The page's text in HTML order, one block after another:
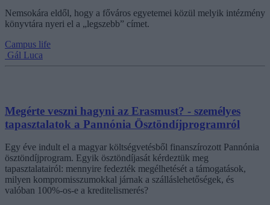
Nemsokára eldől, hogy a főváros egyetemei közül melyik intézmény
könyvtára nyeri el a „legszebb” címet.
Campus life
Gál Luca
Megérte veszni hagyni az Erasmust? - személyes
tapasztalatok a Pannónia Ösztöndíjprogramról
Egy éve indult el a magyar költségvetésből finanszírozott Pannónia
ösztöndíjprogram. Egyik ösztöndíjasát kérdeztük meg
tapasztalatairól: mennyire fedezték megélhetését a támogatások,
milyen kompromisszumokkal járnak a szálláslehetőségek, és
valóban 100%-os-e a kreditelismerés?